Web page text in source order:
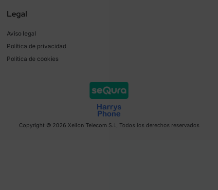
Legal
Aviso legal
Política de privacidad
Política de cookies
Copyright © 2026 Xelion Telecom S.L, Todos los derechos reservados